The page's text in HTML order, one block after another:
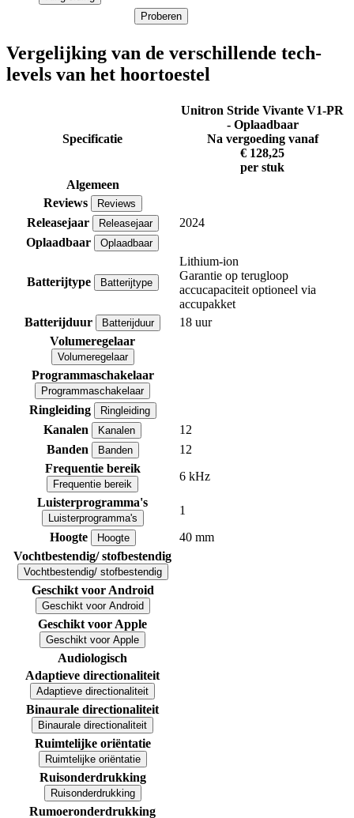
Proberen
Vergelijking van de verschillende tech-
levels van het hoortoestel
Specificatie
Unitron Stride Vivante V1-PR
- Oplaadbaar
Na vergoeding vanaf
€ 128,25
per stuk
Algemeen
Reviews
Reviews
Releasejaar Releasejaar
2024
Oplaadbaar
Oplaadbaar
Batterijtype Batterijtype
Lithium-ion
Garantie op terugloop
accucapaciteit optioneel via
accupakket
Batterijduur
Batterijduur
18 uur
Volumeregelaar
Volumeregelaar
Programmaschakelaar
Programmaschakelaar
Ringleiding Ringleiding
Kanalen Kanalen
12
Banden
Banden
12
Frequentie bereik
Frequentie bereik
6 kHz
Luisterprogramma's
Luisterprogramma's
1
Hoogte
Hoogte
40 mm
Vochtbestendig/ stofbestendig
Vochtbestendig/ stofbestendig
Geschikt voor Android
Geschikt voor Android
Geschikt voor Apple
Geschikt voor Apple
Audiologisch
Adaptieve directionaliteit
Adaptieve directionaliteit
Binaurale directionaliteit
Binaurale directionaliteit
Ruimtelijke oriëntatie
Ruimtelijke oriëntatie
Ruisonderdrukking
Ruisonderdrukking
Rumoeronderdrukking